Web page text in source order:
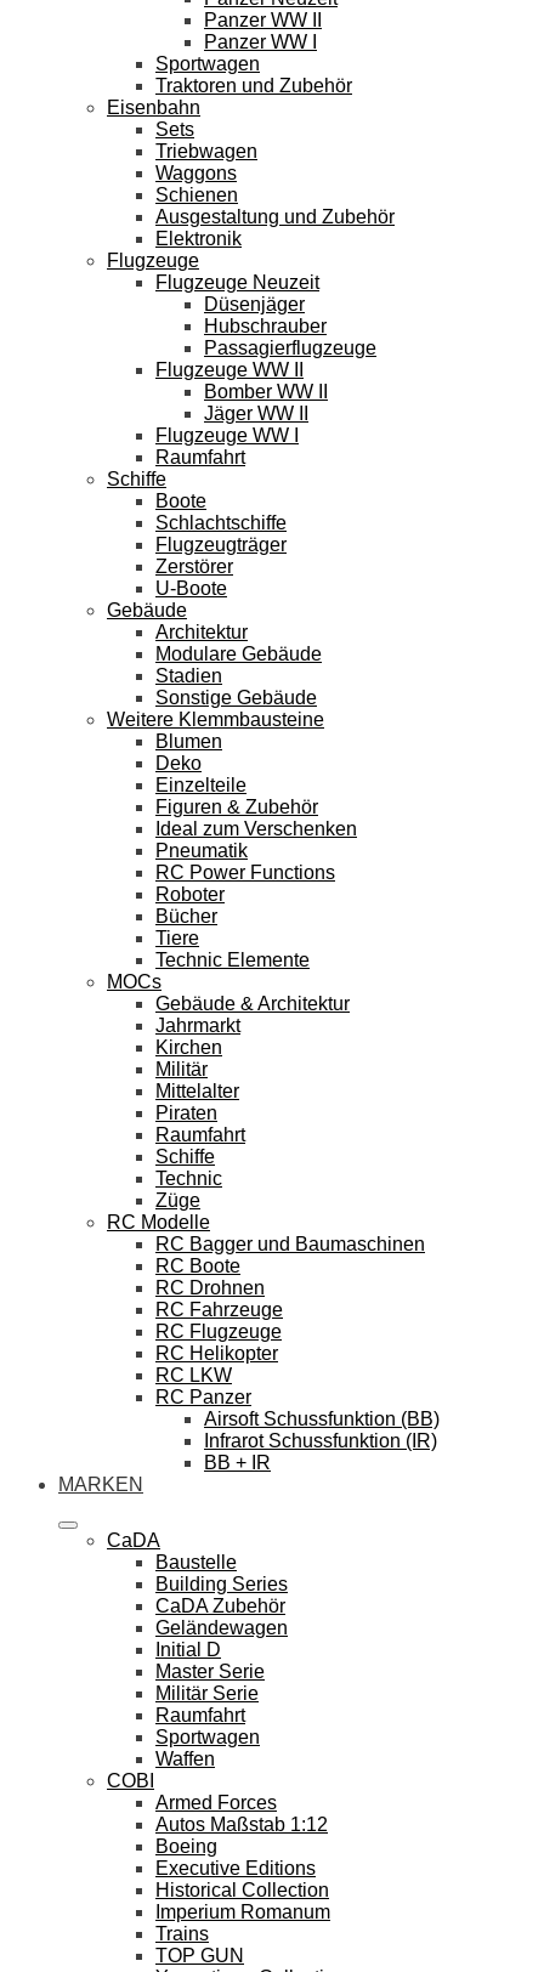
Panzer WW II
Panzer WW I
Sportwagen
Traktoren und Zubehör
Eisenbahn
Sets
Triebwagen
Waggons
Schienen
Ausgestaltung und Zubehör
Elektronik
Flugzeuge
Flugzeuge Neuzeit
Düsenjäger
Hubschrauber
Passagierflugzeuge
Flugzeuge WW II
Bomber WW II
Jäger WW II
Flugzeuge WW I
Raumfahrt
Schiffe
Boote
Schlachtschiffe
Flugzeugträger
Zerstörer
U-Boote
Gebäude
Architektur
Modulare Gebäude
Stadien
Sonstige Gebäude
Weitere Klemmbausteine
Blumen
Deko
Einzelteile
Figuren & Zubehör
Ideal zum Verschenken
Pneumatik
RC Power Functions
Roboter
Bücher
Tiere
Technic Elemente
MOCs
Gebäude & Architektur
Jahrmarkt
Kirchen
Militär
Mittelalter
Piraten
Raumfahrt
Schiffe
Technic
Züge
RC Modelle
RC Bagger und Baumaschinen
RC Boote
RC Drohnen
RC Fahrzeuge
RC Flugzeuge
RC Helikopter
RC LKW
RC Panzer
Airsoft Schussfunktion (BB)
Infrarot Schussfunktion (IR)
BB + IR
MARKEN
CaDA
Baustelle
Building Series
CaDA Zubehör
Geländewagen
Initial D
Master Serie
Militär Serie
Raumfahrt
Sportwagen
Waffen
COBI
Armed Forces
Autos Maßstab 1:12
Boeing
Executive Editions
Historical Collection
Imperium Romanum
Trains
TOP GUN